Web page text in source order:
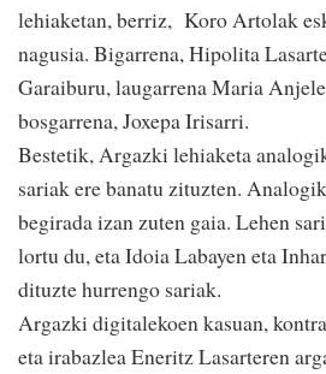
lehiaketan, berriz, Koro Artolak
nagusia. Bigarrena, Hipolita
Garaiburu, laugarrena Maria
bosgarrena, Joxepa Irisarri.
Bestetik, Argazki lehiaketa
sariak ere banatu zituzten.
begirada izan zuten gaia. Lehen
lortu du, eta Idoia Labayen eta
dituzte hurrengo sariak.
Argazki digitalekoen kasuan,
eta irabazlea Eneritz Lasarteren